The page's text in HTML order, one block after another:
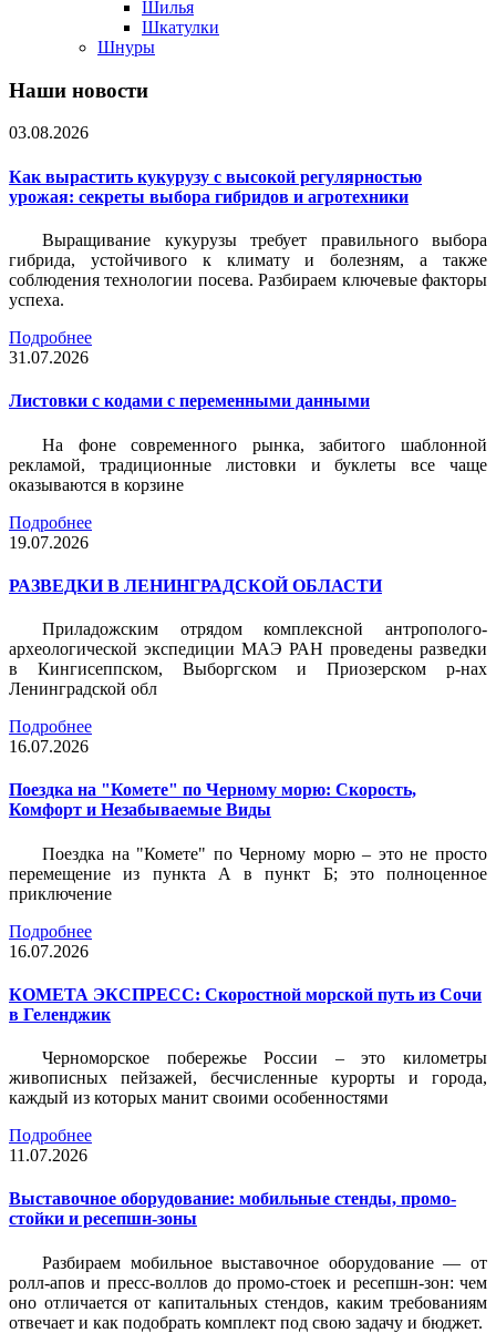
Шилья
Шкатулки
Шнуры
Наши новости
03.08.2026
Как вырастить кукурузу с высокой регулярностью
урожая: секреты выбора гибридов и агротехники
Выращивание кукурузы требует правильного выбора
гибрида, устойчивого к климату и болезням, а также
соблюдения технологии посева. Разбираем ключевые факторы
успеха.
Подробнее
31.07.2026
Листовки c кодами с переменными данными
На фоне современного рынка, забитого шаблонной
рекламой, традиционные листовки и буклеты все чаще
оказываются в корзине
Подробнее
19.07.2026
РАЗВЕДКИ В ЛЕНИНГРАДСКОЙ ОБЛАСТИ
Приладожским отрядом комплексной антрополого-
археологической экспедиции МАЭ РАН проведены разведки
в Кингисеппском, Выборгском и Приозерском р-нах
Ленинградской обл
Подробнее
16.07.2026
Поездка на "Комете" по Черному морю: Скорость,
Комфорт и Незабываемые Виды
Поездка на "Комете" по Черному морю – это не просто
перемещение из пункта А в пункт Б; это полноценное
приключение
Подробнее
16.07.2026
КОМЕТА ЭКСПРЕСС: Скоростной морской путь из Сочи
в Геленджик
Черноморское побережье России – это километры
живописных пейзажей, бесчисленные курорты и города,
каждый из которых манит своими особенностями
Подробнее
11.07.2026
Выставочное оборудование: мобильные стенды, промо-
стойки и ресепшн-зоны
Разбираем мобильное выставочное оборудование — от
ролл-апов и пресс-воллов до промо-стоек и ресепшн-зон: чем
оно отличается от капитальных стендов, каким требованиям
отвечает и как подобрать комплект под свою задачу и бюджет.